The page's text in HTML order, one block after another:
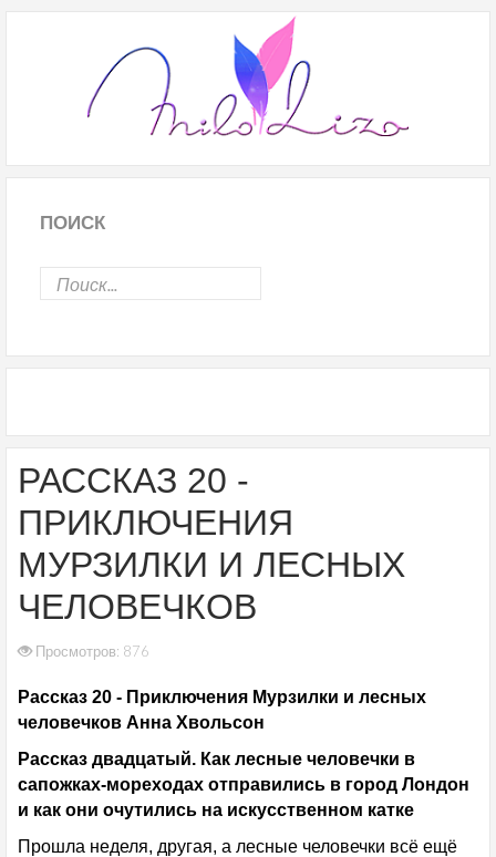
ПОИСК
РАССКАЗ 20 -
ПРИКЛЮЧЕНИЯ
МУРЗИЛКИ И ЛЕСНЫХ
ЧЕЛОВЕЧКОВ
Просмотров: 876
Рассказ 20 - Приключения Мурзилки и лесных
человечков Анна Хвольсон
Рассказ двадцатый. Как лесные человечки в
сапожках-мореходах отправились в город Лондон
и как они очутились на искусственном катке
Прошла неделя, другая, а лесные человечки всё ещё